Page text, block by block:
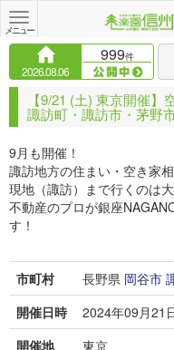
Toggle
navigation
メニュー
2026.08.06
999件
【9/21 (土) 東京開催
諏訪町・諏訪市・茅野
9月も開催！
諏訪地方の住まい・空き家
現地（諏訪）まで行くのは
不動産のプロが銀座
す！
市町村 長野県 岡谷市
開催日時
2024年09月
開催地
東京